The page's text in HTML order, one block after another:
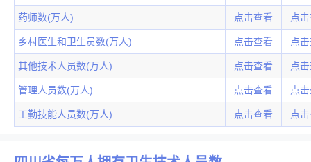
药师数(万人) 点击查看 点
乡村医生和卫生员数(万人) 点击查看 点
其他技术人员数(万人) 点击查看 点
管理人员数(万人) 点击查看 点
工勤技能人员数(万人) 点击查看 点